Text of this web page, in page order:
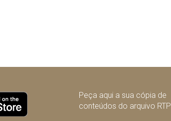
Peça aqui a sua cópia de
conteúdos do arquivo RTP